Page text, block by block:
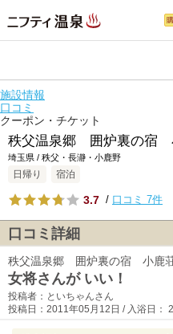
施設情報
口コミ
クーポン・チケット
秩父温泉郷 囲炉裏の宿
埼玉県 / 秩父・長瀞・小鹿野
日帰り 宿泊
3.7 / 口コミ 7件
口コミ詳細
秩父温泉郷 囲炉裏の宿 小鹿荘
女将さんが いい！
投稿者：といちゃんさん
投稿日：2011年05月12日 / 入浴日：